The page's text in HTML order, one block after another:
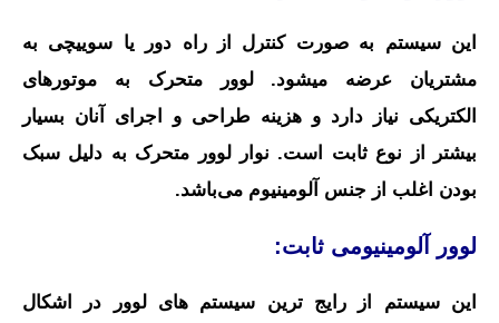
این سیستم به صورت کنترل از راه دور یا سوییچی به
مشتریان عرضه میشود. لوور متحرک به موتورهای
الکتریکی نیاز دارد و هزینه طراحی و اجرای آنان بسیار
بیشتر از نوع ثابت است. نوار لوور متحرک به دلیل سبک
بودن اغلب از جنس آلومینیوم می‌باشد.
لوور آلومینیومی ثابت:
این سیستم از رایج ترین سیستم های لوور در اشکال